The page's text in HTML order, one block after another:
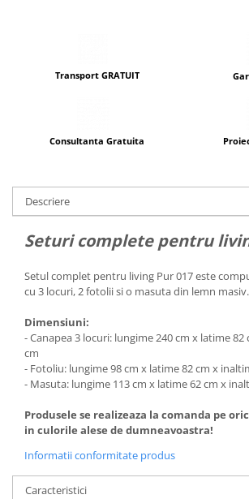
Transport GRATUIT
Consultanta Gratuita
Descriere
Seturi complete pentru
Setul complet pentru living Pur 017 este
cu 3 locuri, 2 fotolii si o masuta din lemn masiv.
Dimensiuni:
- Canapea 3 locuri: lungime 240 cm x latime
cm
- Fotoliu: lungime 98 cm x latime 82 cm x
- Masuta: lungime 113 cm x latime 62 cm x
Produsele se realizeaza la comanda pe
in culorile alese de dumneavoastra!
Informatii conformitate produs
Caracteristici